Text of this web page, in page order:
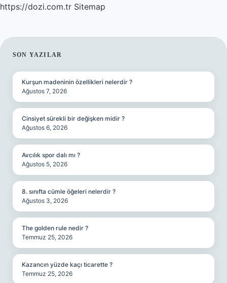
https://dozi.com.tr Sitemap
SIDEBAR
SON YAZILAR
Kurşun madeninin özellikleri nelerdir ?
Ağustos 7, 2026
Cinsiyet sürekli bir değişken midir ?
Ağustos 6, 2026
Avcılık spor dalı mı ?
Ağustos 5, 2026
8. sınıfta cümle öğeleri nelerdir ?
Ağustos 3, 2026
The golden rule nedir ?
Temmuz 25, 2026
Kazancın yüzde kaçı ticarette ?
Temmuz 25, 2026